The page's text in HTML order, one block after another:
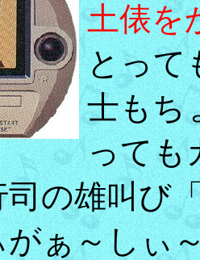
土俵を
とって
士もち
っても
の雄叫び
ぁ～しぃ